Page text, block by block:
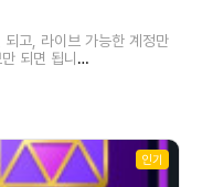
고, 라이브 가능한 계정만
되면 됩니
인기